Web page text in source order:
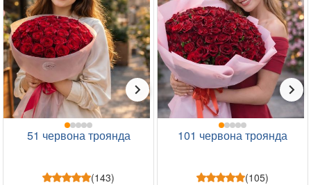
51 червона троянда
(143)
101 червона троянда
(105)